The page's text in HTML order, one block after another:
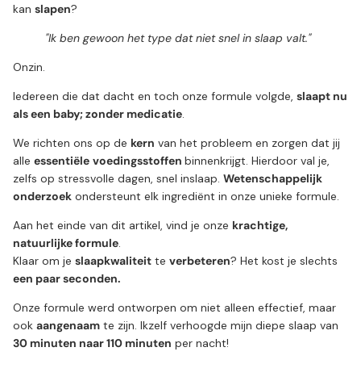
kan slapen?
"Ik ben gewoon het type dat niet snel in slaap valt."
Onzin.
Iedereen die dat dacht en toch onze formule volgde, slaapt nu
als een baby; zonder medicatie.
We richten ons op de kern van het probleem en zorgen dat jij
alle essentiële voedingsstoffen binnenkrijgt. Hierdoor val je,
zelfs op stressvolle dagen, snel inslaap. Wetenschappelijk
onderzoek ondersteunt elk ingrediënt in onze unieke formule.
Aan het einde van dit artikel, vind je onze krachtige,
natuurlijke formule.
Klaar om je slaapkwaliteit te verbeteren? Het kost je slechts
een paar seconden.
Onze formule werd ontworpen om niet alleen effectief, maar
ook aangenaam te zijn. Ikzelf verhoogde mijn diepe slaap van
30 minuten naar 110 minuten per nacht!